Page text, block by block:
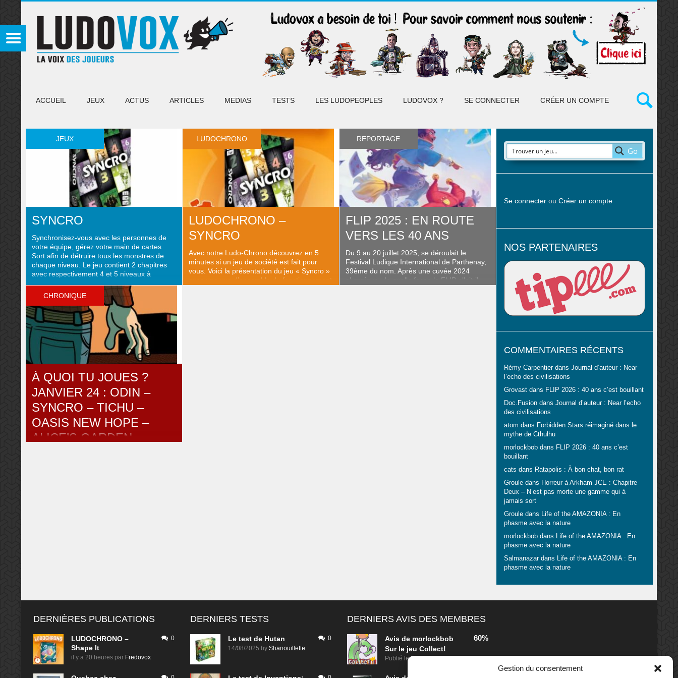
Gestion du consentement
ACCUEIL JEUX ACTUS ARTICLES MEDIAS TESTS LES LUDOPEOPLES LUDOVOX ? SE CONNECTER CRÉER UN COMPTE
JEUX
SYNCRO
Synchronisez-vous avec les personnes de
votre équipe, gérez votre main de cartes
Sort afin de détruire tous les monstres de
chaque niveau. Le jeu contient 2 chapitres
avec respectivement 4 et 5 niveaux à
Coopérez sans parler pour vaincre tous les
monstres ! 1- Au début du jeu, ..
LUDOCHRONO
LUDOCHRONO –
SYNCRO
Avec notre Ludo-Chrono découvrez en 5
minutes si un jeu de société est fait pour
vous. Voici la présentation du jeu « Syncro »
avec une vue d’ensemble du fonctionnement
REPORTAGE
FLIP 2025 : EN ROUTE
VERS LES 40 ANS
Du 9 au 20 juillet 2025, se déroulait le
Festival Ludique International de Parthenay,
39ème du nom. Après une cuvée 2024
olympique, de quelle façon le FLIP allait-il
CHRONIQUE
À QUOI TU JOUES ?
JANVIER 24 : ODIN –
SYNCRO – TICHU –
OASIS NEW HOPE –
ALICE’S GARDEN –
Go
Se connecterou Créer un compte
NOS PARTENAIRES
COMMENTAIRES RÉCENTS
Rémy Carpentierdans Journal d’auteur : Near
l’echo des civilisations
Grovastdans FLIP 2026 : 40 ans c’est bouillant
Doc.Fusiondans Journal d’auteur : Near l’echo
des civilisations
atom dans Forbidden Stars réimaginé dans le
mythe de Cthulhu
morlockbobdans FLIP 2026 : 40 ans c’est
bouillant
cats dans Ratapolis : À bon chat, bon rat
Grouledans Horreur à Arkham JCE : Chapitre
Deux – N’est pas morte une gamme qui à
jamais sort
Grouledans Life of the AMAZONIA : En
phasme avec la nature
morlockbobdans Life of the AMAZONIA : En
phasme avec la nature
Salmanazardans Life of the AMAZONIA : En
phasme avec la nature
DERNIÈRES PUBLICATIONS
LUDOCHRONO –
Shape It
il y a 20 heures par Fredovox
0
DERNIERS TESTS
Le test de Hutan
14/08/2025 by Shanouillette
0
DERNIERS AVIS DES MEMBRES
Avis de morlockbob
Sur le jeu Collect!
Publié leil y a 7 heures
60%